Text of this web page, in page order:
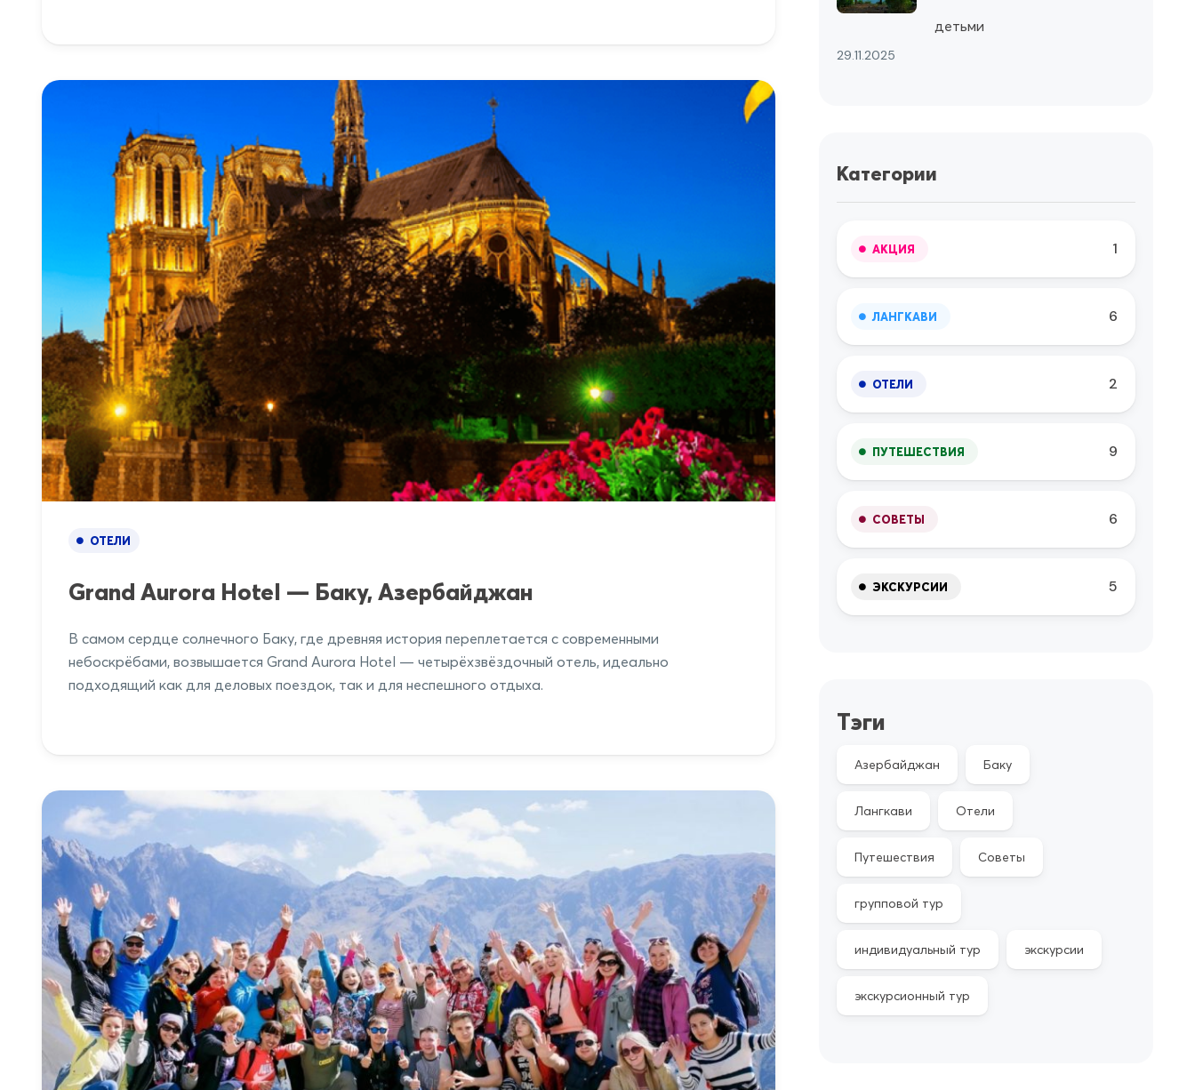
ОТЕЛИ
Grand Aurora Hotel — Баку, Азербайджан
В самом сердце солнечного Баку, где древняя история переплетается с современными
небоскрёбами, возвышается Grand Aurora Hotel — четырёхзвёздочный отель, идеально
подходящий как для деловых поездок, так и для неспешного отдыха.
детьми
29.11.2025
Категории
АКЦИЯ 1
ЛАНГКАВИ 6
ОТЕЛИ 2
ПУТЕШЕСТВИЯ 9
СОВЕТЫ 6
ЭКСКУРСИИ 5
Тэги
Азербайджан Баку
Лангкави Отели
Путешествия Советы
групповой тур
индивидуальный тур экскурсии
экскурсионный тур